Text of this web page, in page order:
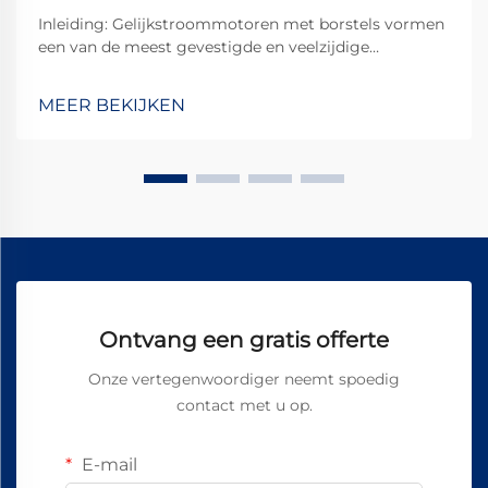
Inleiding: Gelijkstroommotoren met borstels vormen
een van de meest gevestigde en veelzijdige
alternatieven een cruciale rol spelen in talloze
MEER BEKIJKEN
Ontvang een gratis offerte
Onze vertegenwoordiger neemt spoedig
contact met u op.
E-mail